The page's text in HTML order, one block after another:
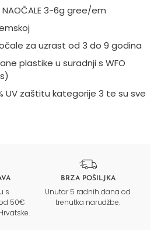
NAOČALE 3-6g gree/em
za uzrast od 3 do 9 godina
plastike u suradnji s WFO
UV zaštitu kategorije 3 te su sve
s
50€
BRZA POŠILJKA
Unutar 5 radnih dana od
trenutka narudžbe.